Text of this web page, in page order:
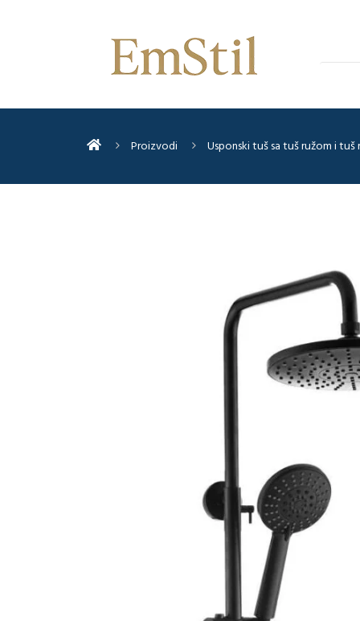
Proizvodi Usponski tuš sa tuš ružom i